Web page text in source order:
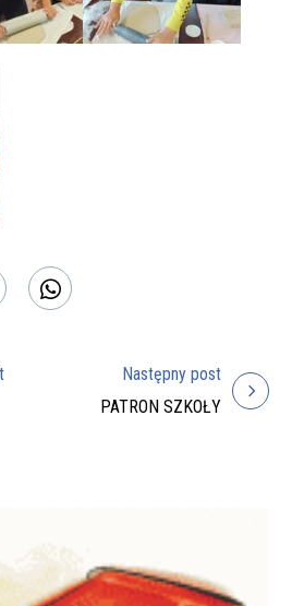
Następny post
PATRON SZKOŁY
rok
szkolny